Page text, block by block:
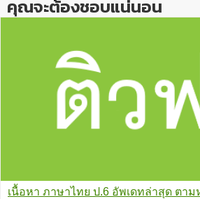
คุณจะต้องชอบแน่นอน
เนื้อหา ภาษาไทย ป.6 อัพเดทล่าสุด ตา